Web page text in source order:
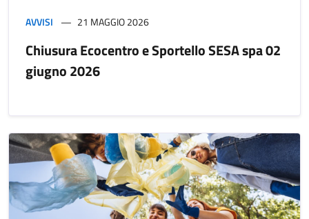
AVVISI 21 MAGGIO 2026
Chiusura Ecocentro e Sportello SESA spa 02
giugno 2026